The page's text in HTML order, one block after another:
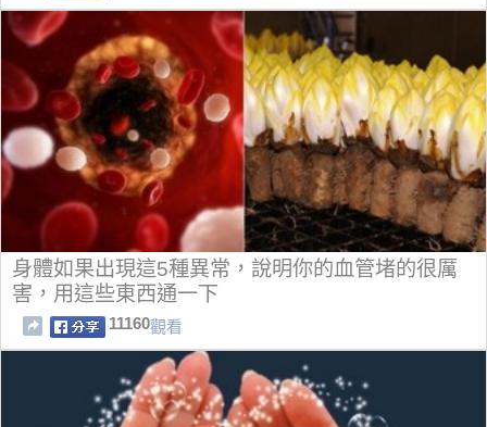
身體如果出現這5種異常，說明你的血管堵的很厲
害，用這些東西通一下
11160觀看